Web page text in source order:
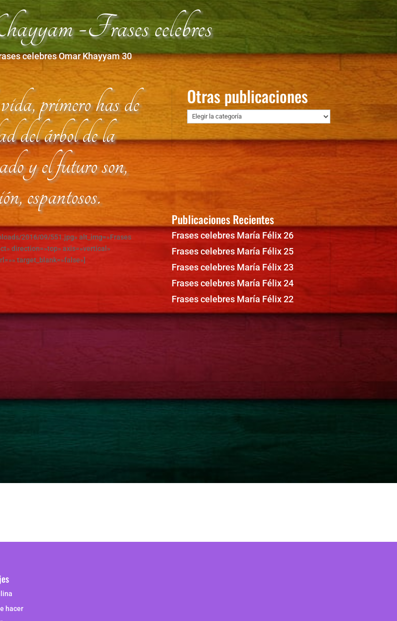
-Frases celebres
celebres Omar Khayyam 30
primero has de
del árbol de la
y el futuro son,
espantosos.
2016/09/551.jpg» alt_img=»Frases
direction=»top» axis=»vertical»
target_blank=»false»]
Otras publicaciones
Otras
publicaciones
Publicaciones Recientes
Frases celebres María Félix 26
Frases celebres María Félix 25
Frases celebres María Félix 23
Frases celebres María Félix 24
Frases celebres María Félix 22
hacer